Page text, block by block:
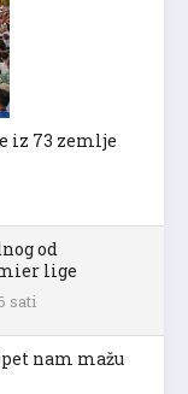
iz 73 zemlje
od
lige
sati
nam mažu